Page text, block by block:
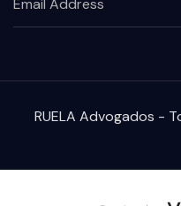
RUELA Advogados -